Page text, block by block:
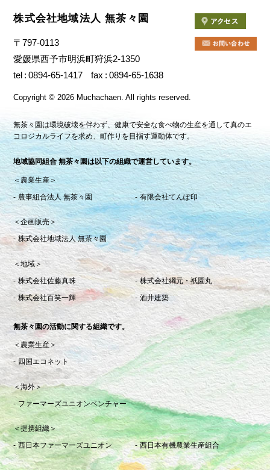
株式会社地域法人 無茶々園
〒797-0113
愛媛県西予市明浜町狩浜2-1350
tel
0894-65-1417 fax 0894-65-1638
Copyright© 2026 Muchachaen.All rights reserved.
無茶々園は環境破壊を伴わず、健康で安全な食べ物の生産を通して真のエ
コロジカルライフを求め、町作りを目指す運動体です。
地域協同組合 無茶々園は以下の組織で運営しています。
＜農業生産＞
農事組合法人 無茶々園
有限会社てんぽ印
＜企画販売＞
株式会社地域法人 無茶々園
＜地域＞
株式会社佐藤真珠
株式会社綱元・祇園丸
株式会社百笑一輝
酒井建築
無茶々園の活動に関する組織です。
＜農業生産＞
四国エコネット
＜海外＞
ファーマーズユニオンベンチャー
＜提携組織＞
西日本ファーマーズユニオン
西日本有機農業生産組合